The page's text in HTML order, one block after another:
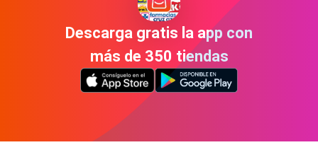
Descarga gratis la app con
más de 350 tiendas